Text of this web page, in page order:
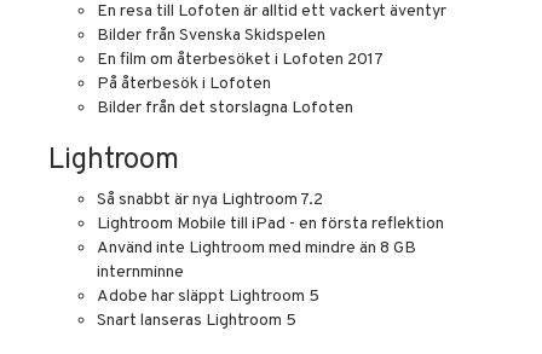
En resa till Lofoten är alltid ett vackert äventyr
Bilder från Svenska Skidspelen
En film om återbesöket i Lofoten 2017
På återbesök i Lofoten
Bilder från det storslagna Lofoten
Lightroom
Så snabbt är nya Lightroom 7.2
Lightroom Mobile till iPad - en första reflektion
Använd inte Lightroom med mindre än 8 GB
internminne
Adobe har släppt Lightroom 5
Snart lanseras Lightroom 5